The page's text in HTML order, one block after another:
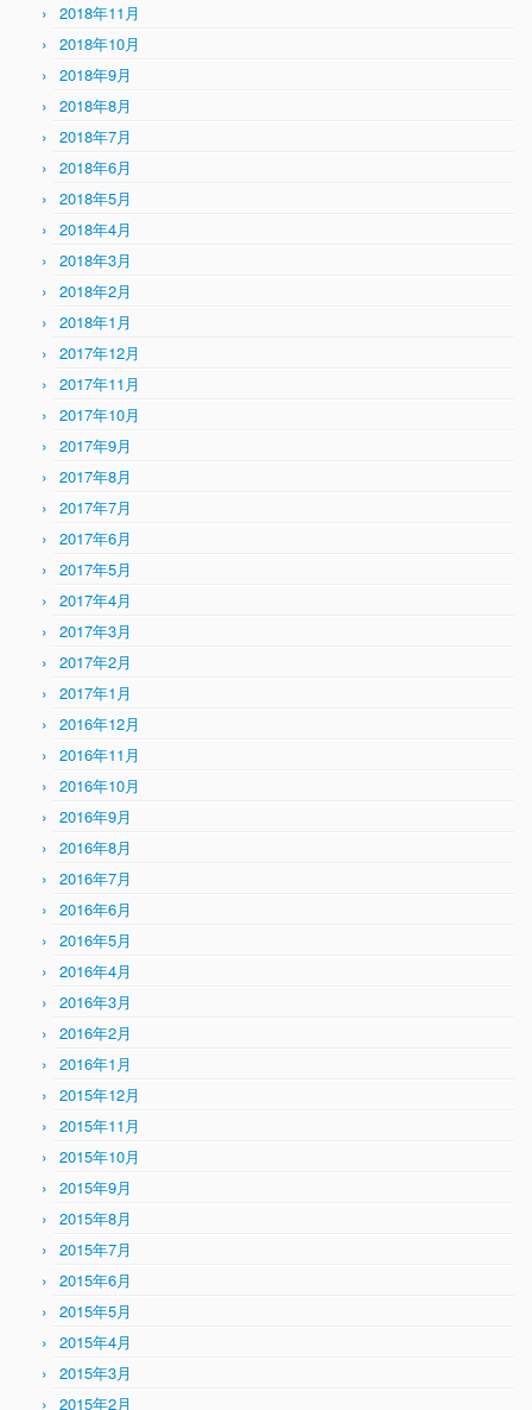
2018年11月
2018年10月
2018年9月
2018年8月
2018年7月
2018年6月
2018年5月
2018年4月
2018年3月
2018年2月
2018年1月
2017年12月
2017年11月
2017年10月
2017年9月
2017年8月
2017年7月
2017年6月
2017年5月
2017年4月
2017年3月
2017年2月
2017年1月
2016年12月
2016年11月
2016年10月
2016年9月
2016年8月
2016年7月
2016年6月
2016年5月
2016年4月
2016年3月
2016年2月
2016年1月
2015年12月
2015年11月
2015年10月
2015年9月
2015年8月
2015年7月
2015年6月
2015年5月
2015年4月
2015年3月
2015年2月